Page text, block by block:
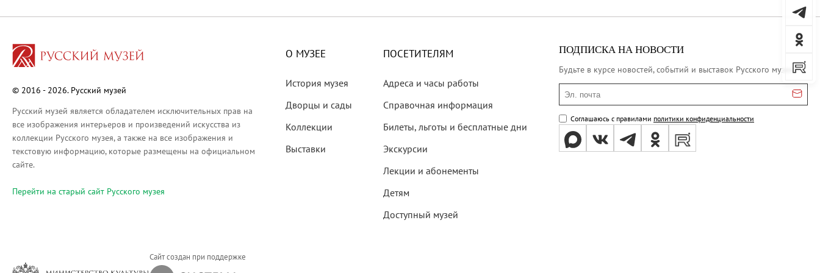
Русское искусство второй половины XIX века
Будущие выставки
Садко
Михаил Нестеров
Архив выставок
Степан Эрьзя – скульптор мира. К 150-летию со дня рождения
© 2016 - 2026. Русский музей
Русский музей является обладателем исключительных прав на
все изображения интерьеров и произведений искусства из
коллекции Русского музея, а также на все изображения и
текстовую информацию, которые размещены на официальном
сайте.
Перейти на cтарый сайт Русского музея
О МУЗЕЕ
История музея
Дворцы и сады
Коллекции
Выставки
ПОСЕТИТЕЛЯМ
Адреса и часы работы
Справочная информация
Билеты, льготы и бесплатные дни
Экскурсии
Лекции и абонементы
Детям
Доступный музей
ПОДПИСКА НА НОВОСТИ
Будьте в курсе новостей, событий и выставок Русского музея
Эл. почта
Соглашаюсь с правилами политики конфиденциальности
Сайт создан при поддержке